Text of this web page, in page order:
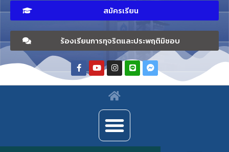
สมัครเรียน
ร้องเรียนการทุจริตและประพฤติมิชอบ